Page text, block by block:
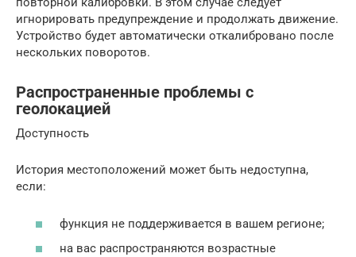
игнорировать предупреждение и продолжать движение.
Устройство будет автоматически откалибровано после
нескольких поворотов.
Распространенные проблемы с
геолокацией
Доступность
История местоположений может быть недоступна,
если:
функция не поддерживается в вашем регионе;
на вас распространяются возрастные